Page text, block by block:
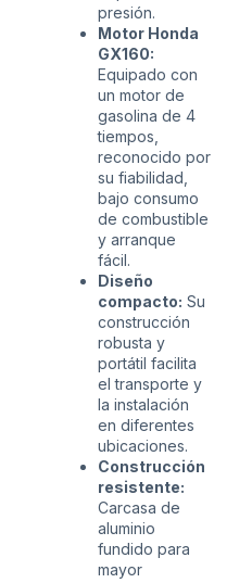
presión.
Motor Honda
GX160:
Equipado con
un motor de
gasolina de 4
tiempos,
reconocido por
su fiabilidad,
bajo consumo
de combustible
y arranque
fácil.
Diseño
compacto: Su
construcción
robusta y
portátil facilita
el transporte y
la instalación
en diferentes
ubicaciones.
Construcción
resistente:
Carcasa de
aluminio
fundido para
mayor